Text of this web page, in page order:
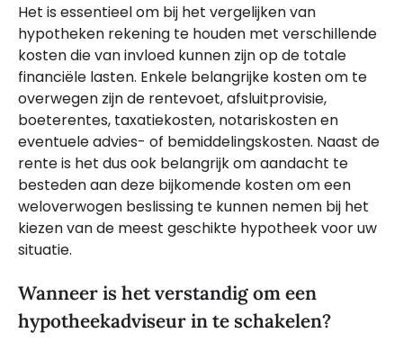
Het is essentieel om bij het vergelijken van
hypotheken rekening te houden met verschillende
kosten die van invloed kunnen zijn op de totale
financiële lasten. Enkele belangrijke kosten om te
overwegen zijn de rentevoet, afsluitprovisie,
boeterentes, taxatiekosten, notariskosten en
eventuele advies- of bemiddelingskosten. Naast de
rente is het dus ook belangrijk om aandacht te
besteden aan deze bijkomende kosten om een
weloverwogen beslissing te kunnen nemen bij het
kiezen van de meest geschikte hypotheek voor uw
situatie.
Wanneer is het verstandig om een
hypotheekadviseur in te schakelen?